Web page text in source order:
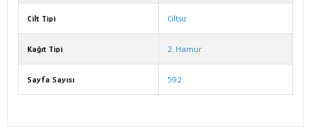
Cilt Tipi Ciltsiz
Kağıt Tipi 2. Hamur
Sayfa Sayısı 592